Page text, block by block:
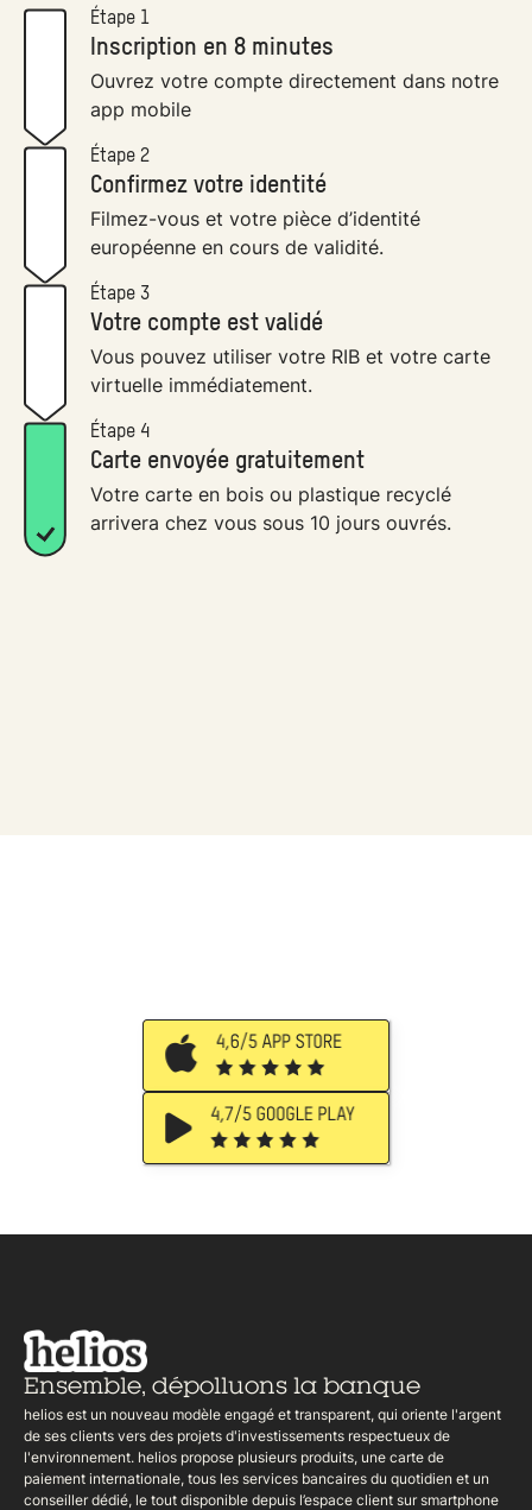
Étape 1
Inscription en 8 minutes
Ouvrez votre compte directement dans notre
app mobile
Étape 2
Confirmez votre identité
Filmez-vous et votre pièce d’identité
européenne en cours de validité.
Étape 3
Votre compte est validé
Vous pouvez utiliser votre RIB et votre carte
virtuelle immédiatement.
Étape 4
Carte envoyée gratuitement
Votre carte en bois ou plastique recyclé
arrivera chez vous sous 10 jours ouvrés.
Ensemble, dépolluons la banque
helios est un nouveau modèle engagé et transparent, qui oriente l'argent
de ses clients vers des projets d'investissements respectueux de
l'environnement. helios propose plusieurs produits, une carte de
paiement internationale, tous les services bancaires du quotidien et un
conseiller dédié, le tout disponible depuis l’espace client sur smartphone